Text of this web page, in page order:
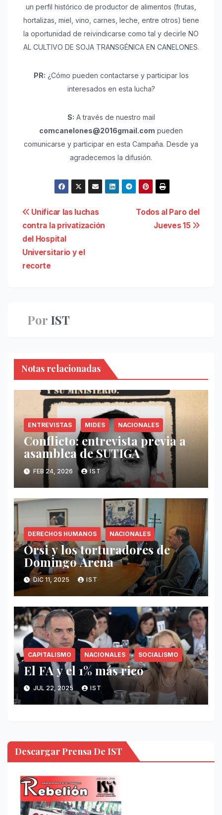
un perfil histórico de productor de alimentos (frutas,
hortalizas, miel, vino, carnes, leche, entre otros) tiene
la oportunidad de reivindicarse como tal y decirle NO
AL CULTIVO DE SOJA TRANSGÉNICA EN CANELONES.
PR: ¿Cómo pueden contactarse y participar los
interesados en esta lucha?
S: A través de nuestro mail
comcanelones@2016gmail.com pueden
comunicarse y participar en esta Campaña. Desde ya
agradecemos la difusión.
Navegación
de
entradas
Todos al Paro del
Jueves 15
Unificar las luchas
contra la privatización
del Hospital
Universitario y el
recorte
Por IST
Notas relacionadas
ENTREVISTAS MIDES NACIONALES
Conflicto: entrevista previa a
asamblea de SUTIGA
FEB 24, 2026 IST
DERECHOS HUMANOS NACIONALES
Orsi y los torturadores de
Domingo Arena
DIC 11, 2025 IST
CAPITALISMO NACIONALES SOCIALISMO
El FA y el 1% más rico
JUL 22, 2025 IST
Descargar Prensa De IST